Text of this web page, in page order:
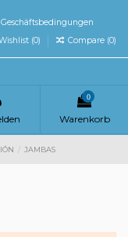
(0) Compare (0)
0
Warenkorb
JAMBAS